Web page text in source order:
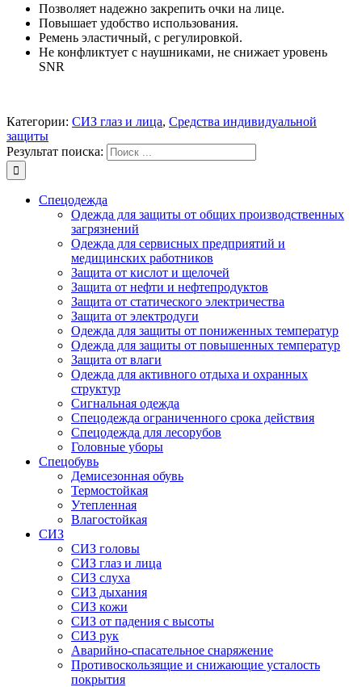
Позволяет надежно закрепить очки на лице.
Повышает удобство использования.
Ремень эластичный, с регулировкой.
Не конфликтует с наушниками, не снижает уровень
SNR
Категории: СИЗ глаз и лица, Средства индивидуальной
защиты
Результат поиска:
Спецодежда
Одежда для защиты от общих производственных
загрязнений
Одежда для сервисных предприятий и
медицинских работников
Защита от кислот и щелочей
Защита от нефти и нефтепродуктов
Защита от статического электричества
Защита от электродуги
Одежда для защиты от пониженных температур
Одежда для защиты от повышенных температур
Защита от влаги
Одежда для активного отдыха и охранных
структур
Сигнальная одежда
Спецодежда ограниченного срока действия
Спецодежда для лесорубов
Головные уборы
Спецобувь
Демисезонная обувь
Термостойкая
Утепленная
Влагостойкая
СИЗ
СИЗ головы
СИЗ глаз и лица
СИЗ слуха
СИЗ дыхания
СИЗ кожи
СИЗ от падения с высоты
СИЗ рук
Аварийно-спасательное снаряжение
Противоскользящие и снижающие усталость
покрытия